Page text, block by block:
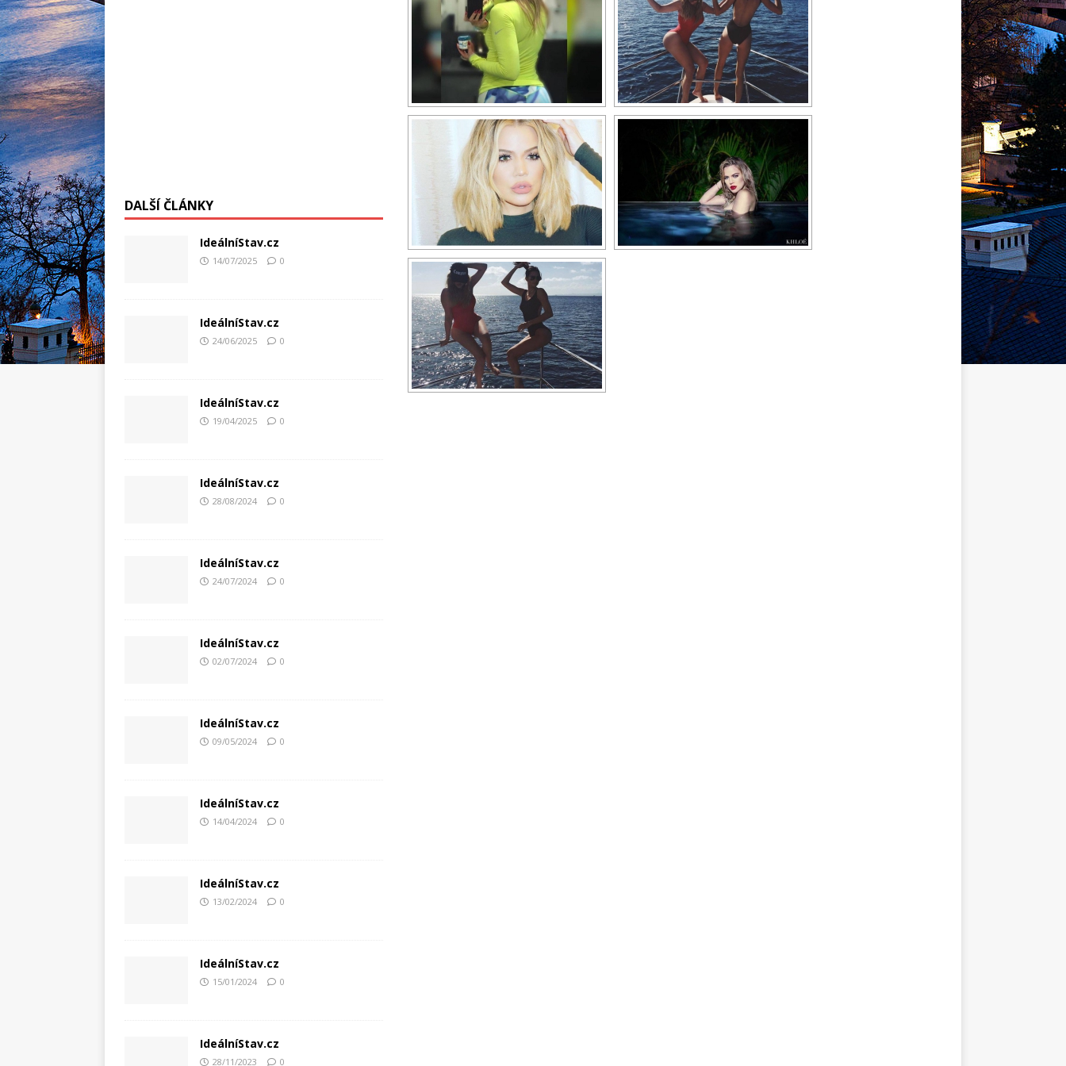
DALŠÍ ČLÁNKY
IdeálníStav.cz
14/07/2025 0
IdeálníStav.cz
24/06/2025 0
IdeálníStav.cz
19/04/2025 0
IdeálníStav.cz
28/08/2024 0
IdeálníStav.cz
24/07/2024 0
IdeálníStav.cz
02/07/2024 0
IdeálníStav.cz
09/05/2024 0
IdeálníStav.cz
14/04/2024 0
IdeálníStav.cz
13/02/2024 0
IdeálníStav.cz
15/01/2024 0
IdeálníStav.cz
28/11/2023 0